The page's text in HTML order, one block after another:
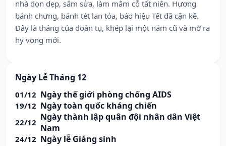
nhà dọn dẹp, sắm sửa, làm mâm cỗ tất niên. Hương
bánh chưng, bánh tét lan tỏa, báo hiệu Tết đã cận kề.
Đây là tháng của đoàn tụ, khép lại một năm cũ và mở ra
hy vọng mới.
Ngày Lễ Tháng 12
01/12 Ngày thế giới phòng chống AIDS
19/12 Ngày toàn quốc kháng chiến
22/12 Ngày thành lập quân đội nhân dân Việt
Nam
24/12 Ngày lễ Giáng sinh